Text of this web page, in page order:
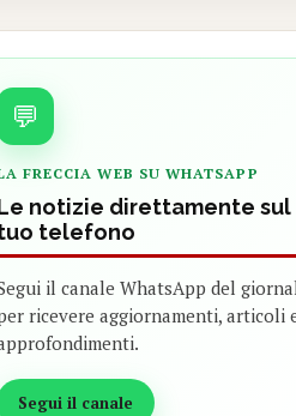
💬
FRECCIA WEB SU WHATSAPP
notizie direttamente sul
telefono
il canale WhatsApp del
ricevere aggiornamenti, articoli
Segui il canale